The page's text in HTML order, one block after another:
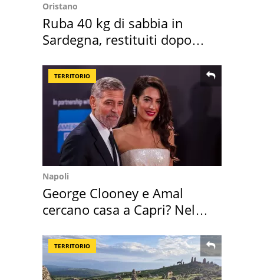
Oristano
Ruba 40 kg di sabbia in
Sardegna, restituiti dopo
TERRITORIO
Napoli
George Clooney e Amal
cercano casa a Capri? Nel
TERRITORIO